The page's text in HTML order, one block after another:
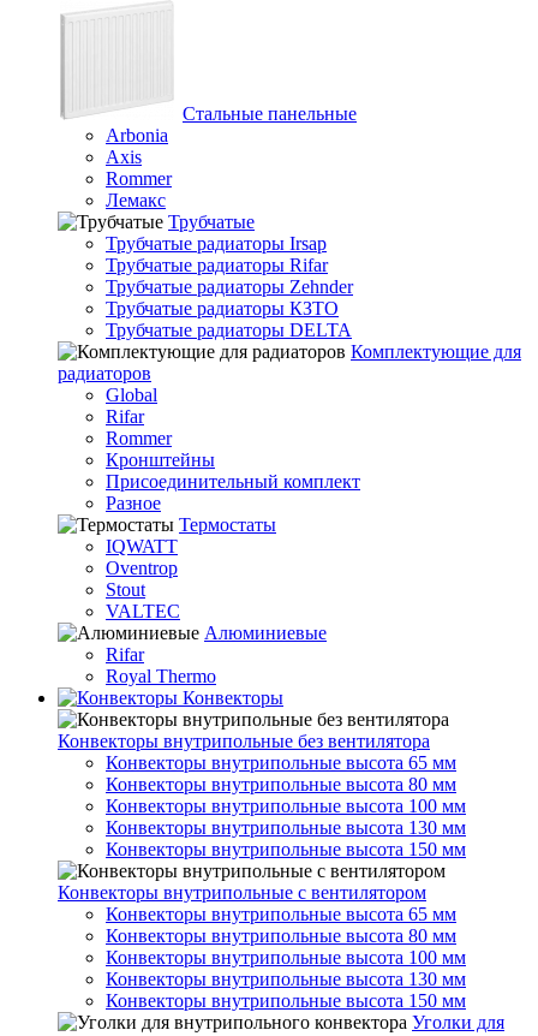
Стальные панельные
Arbonia
Axis
Rommer
Лемакс
Трубчатые
Трубчатые радиаторы Irsap
Трубчатые радиаторы Rifar
Трубчатые радиаторы Zehnder
Трубчатые радиаторы КЗТО
Трубчатые радиаторы DELTA
Комплектующие для
радиаторов
Global
Rifar
Rommer
Кронштейны
Присоединительный комплект
Разное
Термостаты
IQWATT
Oventrop
Stout
VALTEC
Алюминиевые
Rifar
Royal Thermo
Конвекторы
Конвекторы внутрипольные без вентилятора
Конвекторы внутрипольные высота 65 мм
Конвекторы внутрипольные высота 80 мм
Конвекторы внутрипольные высота 100 мм
Конвекторы внутрипольные высота 130 мм
Конвекторы внутрипольные высота 150 мм
Конвекторы внутрипольные с вентилятором
Конвекторы внутрипольные высота 65 мм
Конвекторы внутрипольные высота 80 мм
Конвекторы внутрипольные высота 100 мм
Конвекторы внутрипольные высота 130 мм
Конвекторы внутрипольные высота 150 мм
Уголки для